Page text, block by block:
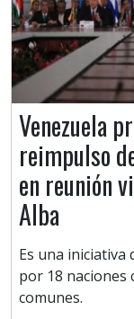
Venezuela
reimpulso
en reunión
Alba
Es una iniciativa
por 18 naciones
comunes.